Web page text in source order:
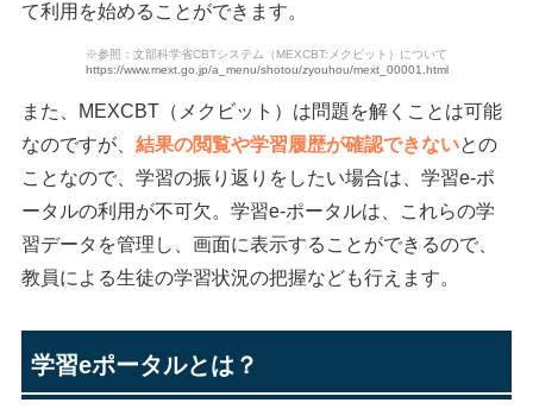
て利用を始めることができます。
※参照：文部科学省CBTシステム（MEXCBT:メクビット）について
https://www.mext.go.jp/a_menu/shotou/zyouhou/mext_00001.html
また、MEXCBT（メクビット）は問題を解くことは可能
なのですが、 結果の閲覧や学習履歴が確認できないとの
ことなので、学習の振り返りをしたい場合は、学習e-ポ
ータルの利用が不可欠。学習e-ポータルは、これらの学
習データを管理し、画面に表示することができるので、
教員による生徒の学習状況の把握なども行えます。
学習eポータルとは？